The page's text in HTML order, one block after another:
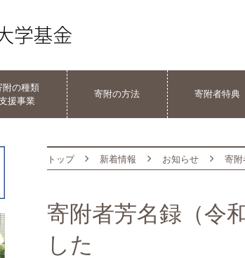
附の種類
援事業
寄附の方法 寄附者特典
トップ 新着情報 お知らせ 寄附
寄附者芳名録（令
した